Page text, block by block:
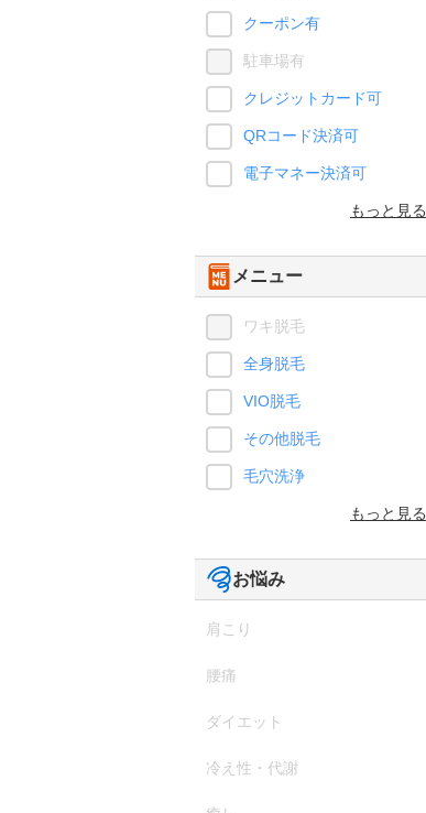
クーポン有
駐車場有
クレジットカード可
QRコード決済可
電子マネー決済可
もっと見る
メニュー
ワキ脱毛
全身脱毛
VIO脱毛
その他脱毛
毛穴洗浄
もっと見る
お悩み
肩こり
腰痛
ダイエット
冷え性・代謝